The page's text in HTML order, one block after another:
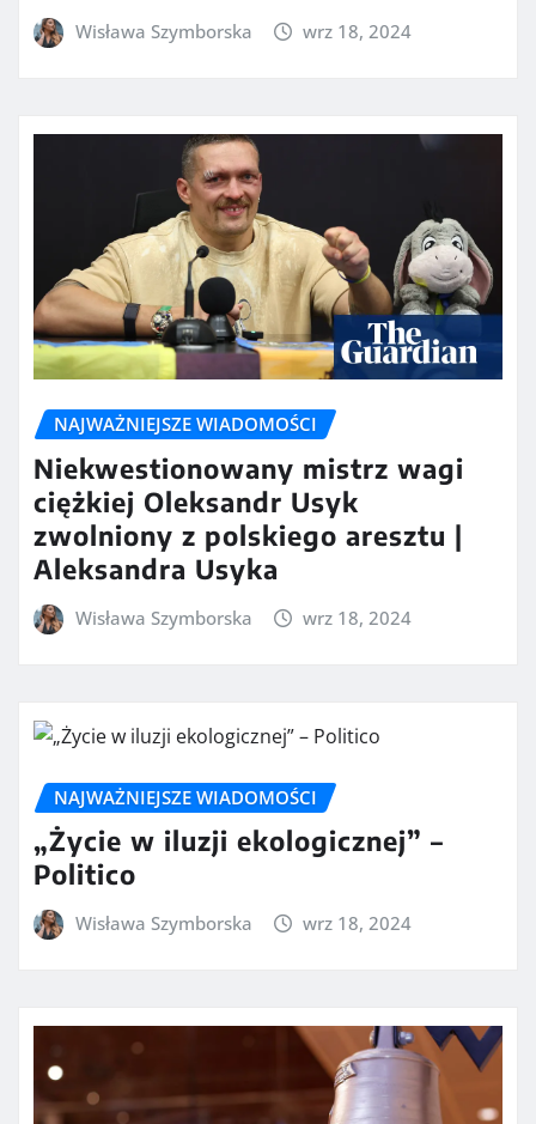
Wisława Szymborska wrz 18, 2024
NAJWAŻNIEJSZE WIADOMOŚCI
Niekwestionowany mistrz wagi
ciężkiej Oleksandr Usyk
zwolniony z polskiego aresztu |
Aleksandra Usyka
Wisława Szymborska wrz 18, 2024
NAJWAŻNIEJSZE WIADOMOŚCI
„Życie w iluzji ekologicznej” –
Politico
Wisława Szymborska wrz 18, 2024